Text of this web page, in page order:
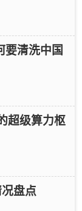
要清洗中国
超级算力枢
盘点